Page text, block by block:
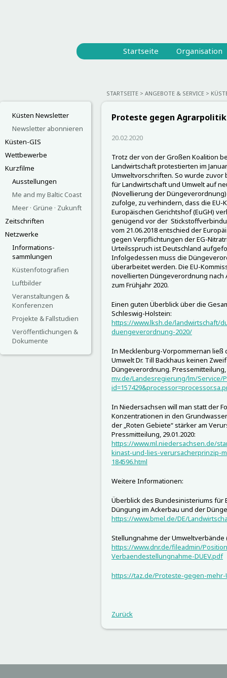
Startseite Organisation
STARTSEITE ANGEBOTE & SERVICE
Küsten Newsletter
Newsletter abonnieren
Küsten-GIS
Wettbewerbe
Kurzfilme
Ausstellungen
Me and my Baltic Coast
Meer · Grüne · Zukunft
Zeitschriften
Netzwerke
Informations-
sammlungen
Küstenfotografien
Luftbilder
Veranstaltungen &
Konferenzen
Projekte & Fallstudien
Veröffentlichungen &
Dokumente
Proteste gegen Agrarpolitik
20.02.2020
Trotz der von der Großen Koalition
Landwirtschaft protestierten im
Umweltvorschriften. So wurde zuvor
für Landwirtschaft und Umwelt auf
(Novellierung der
zufolge, zu verhindern, dass die
Europäischen Gerichtshof (EuGH)
genügend vor der
vom 21.06.2018 entschied der
gegen Verpflichtungen der EG-
Urteilsspruch ist Deutschland
Infolgedessen muss die
überarbeitet werden. Die EU-
novellierten Düngeverordnung
zum Frühjahr 2020.
Einen guten Überblick über die
Schleswig-Holstein:
https://www.lksh.de/landwirtschaft/
duengeverordnung-2020/
In Mecklenburg-Vorpommernan ließ
Umwelt Dr. Till Backhaus keinen
Düngeverordnung. Pressemitteilung,
mv.de/Landesregierung/lm/
In Niedersachsen will man statt der
Konzentrationen in den
der „Roten Gebiete“ stärker am
Pressmitteilung, 29.01.2020:
https://www.ml.niedersachsen.de/
kinast-und-lies-verursacherprinzip-
184596.html
Weitere Informationen:
Überblick des Bundesinisteriums für
Düngung im Ackerbau und der
https://www.bmel.de/DE/
Stellungnahme der Umweltverbände
https://www.dnr.de/fileadmin/
Verbaendestellungnahme-DUEV.pdf
https://taz.de/Proteste-gegen-mehr-
Zurück